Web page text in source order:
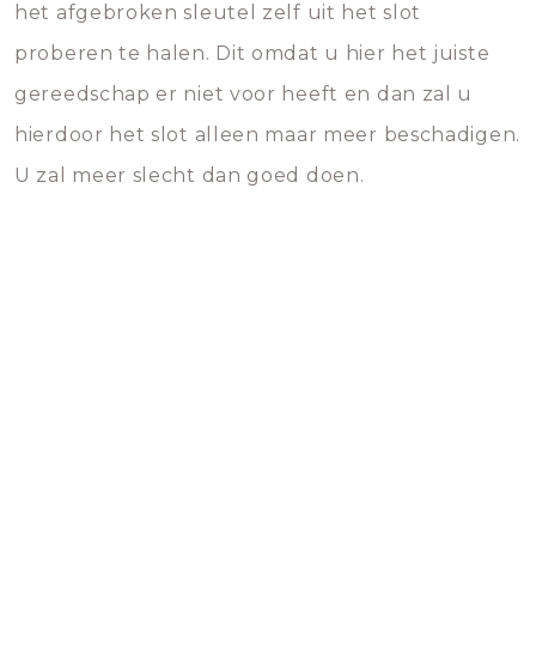
het afgebroken sleutel zelf uit het slot
proberen te halen. Dit omdat u hier het juiste
gereedschap er niet voor heeft en dan zal u
hierdoor het slot alleen maar meer beschadigen.
U zal meer slecht dan goed doen.